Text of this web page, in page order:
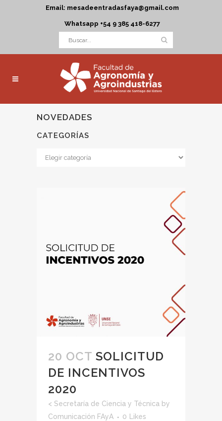
Email: mesadeentradasfaya@gmail.com
Whatsapp +54 9 385 418-6277
NOVEDADES
CATEGORÍAS
Categorías
20 OCT SOLICITUD
DE INCENTIVOS
2020
< Secretaría de Ciencia y Técnica by
Comunicación FAyA
0 Likes